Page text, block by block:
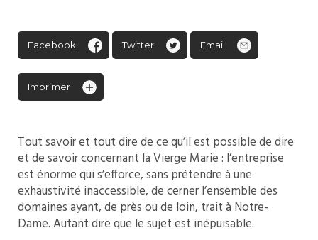
Facebook Twitter Email
Imprimer
Tout savoir et tout dire de ce qu’il est possible de dire
et de savoir concernant la Vierge Marie : l’entreprise
est énorme qui s’efforce, sans prétendre à une
exhaustivité inaccessible, de cerner l’ensemble des
domaines ayant, de près ou de loin, trait à Notre-
Dame. Autant dire que le sujet est inépuisable.